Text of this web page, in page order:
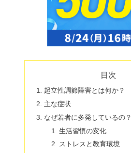
目次
起立性調節障害とは何か？
主な症状
なぜ若者に多発しているの？
生活習慣の変化
ストレスと教育環境